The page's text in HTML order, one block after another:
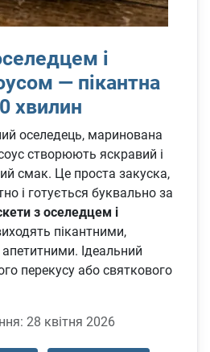
і
— пікантна
хвилин
оселедець, маринована
створюють яскравий і
смак. Це проста закуска,
і готується буквально за
з оселедцем і
пікантними,
Ідеальний
перекусу або святкового
28 квітня 2026